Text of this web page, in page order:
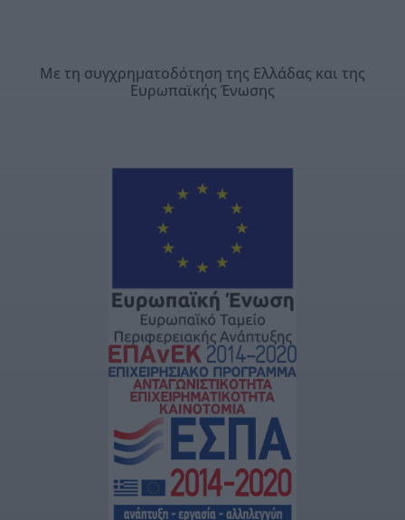
Με τη συγχρηματοδότηση της Ελλάδας και της
Ευρωπαϊκής Ένωσης